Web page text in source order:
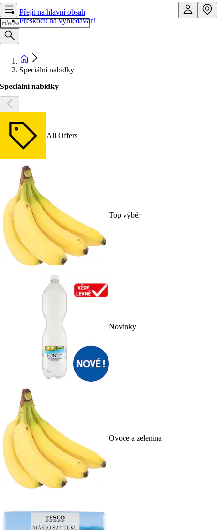
Přejít na hlavní obsah
Přeskočit na vyhledávání
Speciální nabídky
Speciální nabídky
All Offers
Top výběr
Novinky
Ovoce a zelenina